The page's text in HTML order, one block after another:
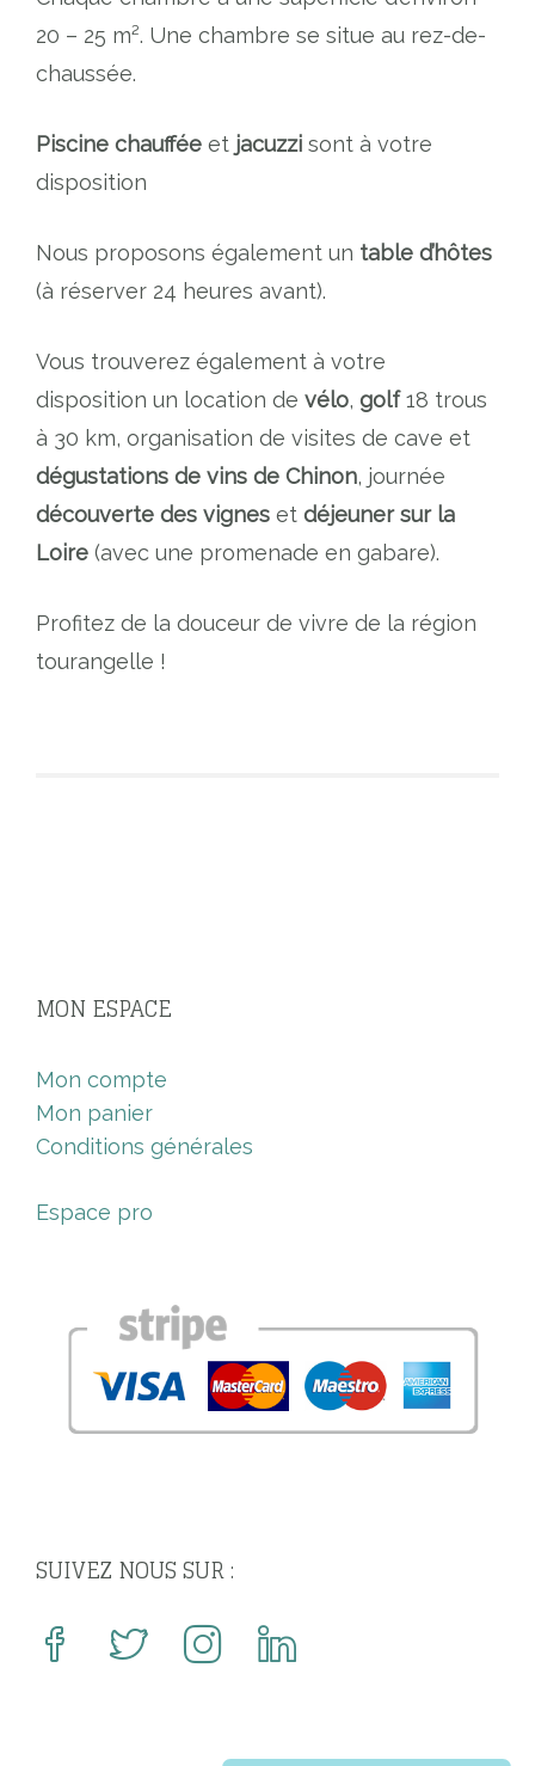
20 – 25 m². Une chambre se situe au rez-de-
chaussée.
Piscine chauffée et jacuzzi sont à votre
disposition
Nous proposons également un table d’hôtes
(à réserver 24 heures avant).
Vous trouverez également à votre
disposition un location de vélo, golf18 trous
à 30 km, organisation de visites de cave et
dégustations de vins de Chinon, journée
découverte des vignes et déjeuner sur la
Loire (avec une promenade en gabare).
Profitez de la douceur de vivre de la région
tourangelle !
MON ESPACE
Mon compte
Mon panier
Conditions générales
Espace pro
SUIVEZ NOUS SUR :